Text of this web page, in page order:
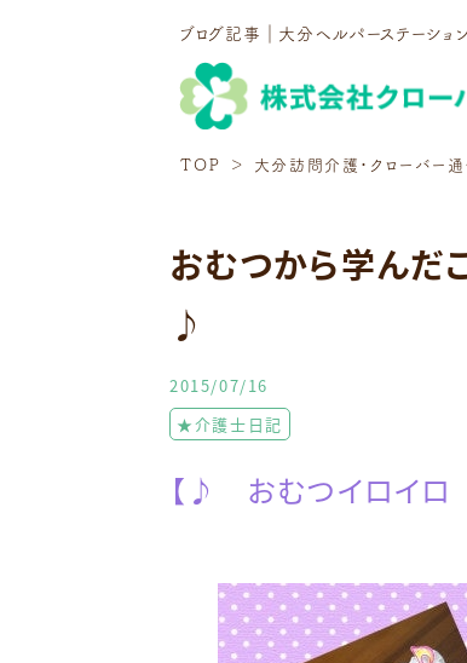
ブログ記事｜大分ヘルパーステーショ
TOP 大分訪問介護・クローバー通
おむつから学んだ
♪
2015/07/16
★介護士日記
【♪ おむつイロイ